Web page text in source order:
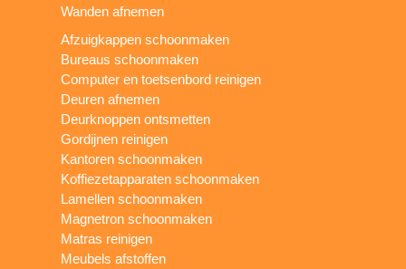
Wanden afnemen
Afzuigkappen schoonmaken
Bureaus schoonmaken
Computer en toetsenbord reinigen
Deuren afnemen
Deurknoppen ontsmetten
Gordijnen reinigen
Kantoren schoonmaken
Koffiezetapparaten schoonmaken
Lamellen schoonmaken
Magnetron schoonmaken
Matras reinigen
Meubels afstoffen